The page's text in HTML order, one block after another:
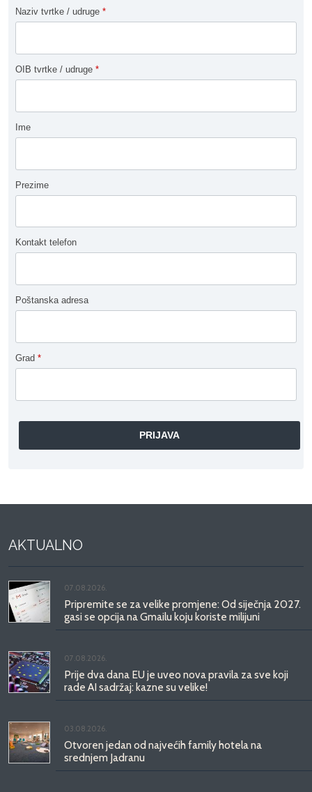
Naziv tvrtke / udruge *
OIB tvrtke / udruge *
Ime
Prezime
Kontakt telefon
Poštanska adresa
Grad *
AKTUALNO
07.08.2026.
Pripremite se za velike promjene: Od siječnja 2027.
gasi se opcija na Gmailu koju koriste milijuni
07.08.2026.
Prije dva dana EU je uveo nova pravila za sve koji
rade AI sadržaj: kazne su velike!
03.08.2026.
Otvoren jedan od najvećih family hotela na
srednjem Jadranu